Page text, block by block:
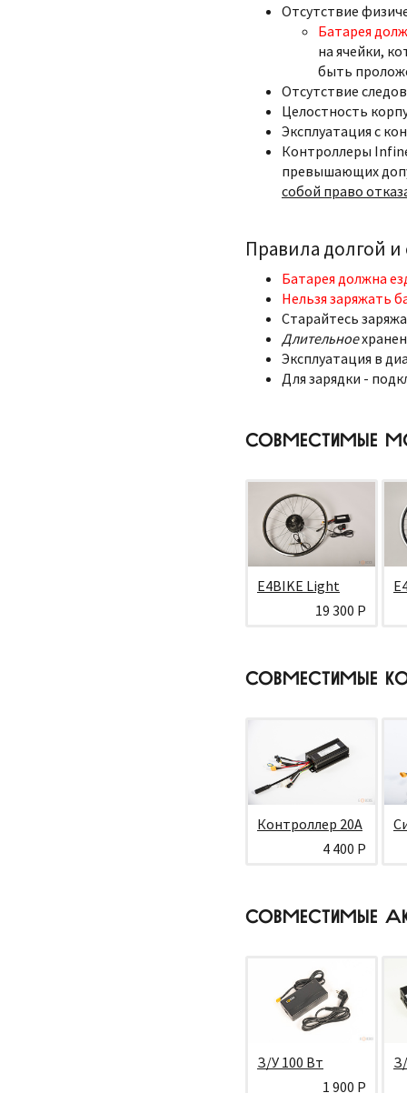
Отсутствие
Батарея
на ячейки,
быть
Отсутствие
Целостность
Эксплуатация с
Контроллеры
превышающих
собой право
Правила долгой
Батарея должна
Нельзя заряжать
Старайтесь
Длительное
Эксплуатация в
Для зарядки -
СОВМЕСТИМЫЕ
E4BIKE Light
19 300 Р
СОВМЕСТИМЫЕ
Контроллер 20А
4 400 Р
СОВМЕСТИМЫЕ
З/У 100 Вт
1 900 Р